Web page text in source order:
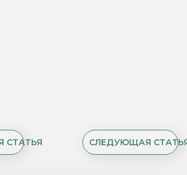
СТАТЬЯ СЛЕДУЮЩАЯ